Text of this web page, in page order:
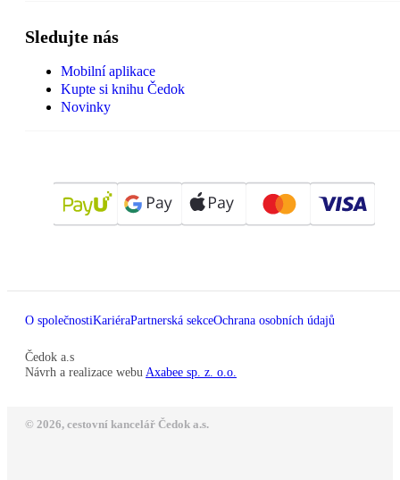
Sledujte nás
Mobilní aplikace
Kupte si knihu Čedok
Novinky
O společnostiKariéraPartnerská sekceOchrana osobních údajů
Čedok a.s
Návrh a realizace webu Axabee sp. z. o.o.
© 2026, cestovní kancelář Čedok a.s.